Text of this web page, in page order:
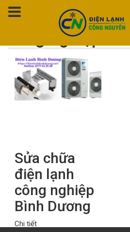
Thẻ:
Sửa chữa
công nghiệp
Sửa chữa
điện lạnh
công nghiệp
Bình Dương
Chi tiết